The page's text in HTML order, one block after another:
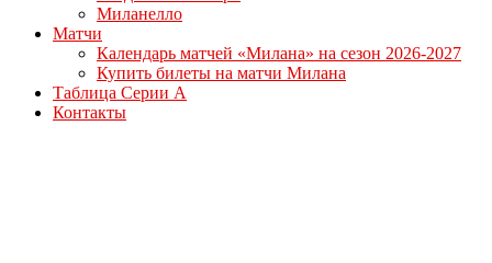
Миланелло
Матчи
Календарь матчей «Милана» на сезон 2026-2027
Купить билеты на матчи Милана
Таблица Серии А
Контакты